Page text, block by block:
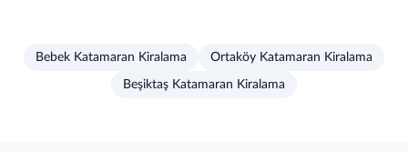
Bebek Katamaran Kiralama Ortaköy Katamaran Kiralama
Beşiktaş Katamaran Kiralama